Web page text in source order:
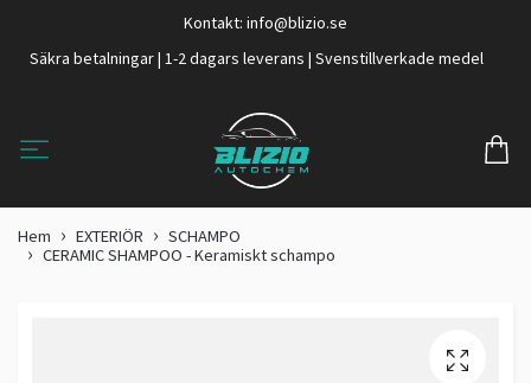
Kontakt: info@blizio.se
Säkra betalningar | 1-2 dagars leverans | Svenstillverkade medel
Hem EXTERIÖR
SCHAMPO
CERAMIC SHAMPOO - Keramiskt schampo